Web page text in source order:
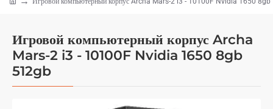
Игровой компьютерный корпус Archa
Mars-2 i3 - 10100F Nvidia 1650 8gb
512gb